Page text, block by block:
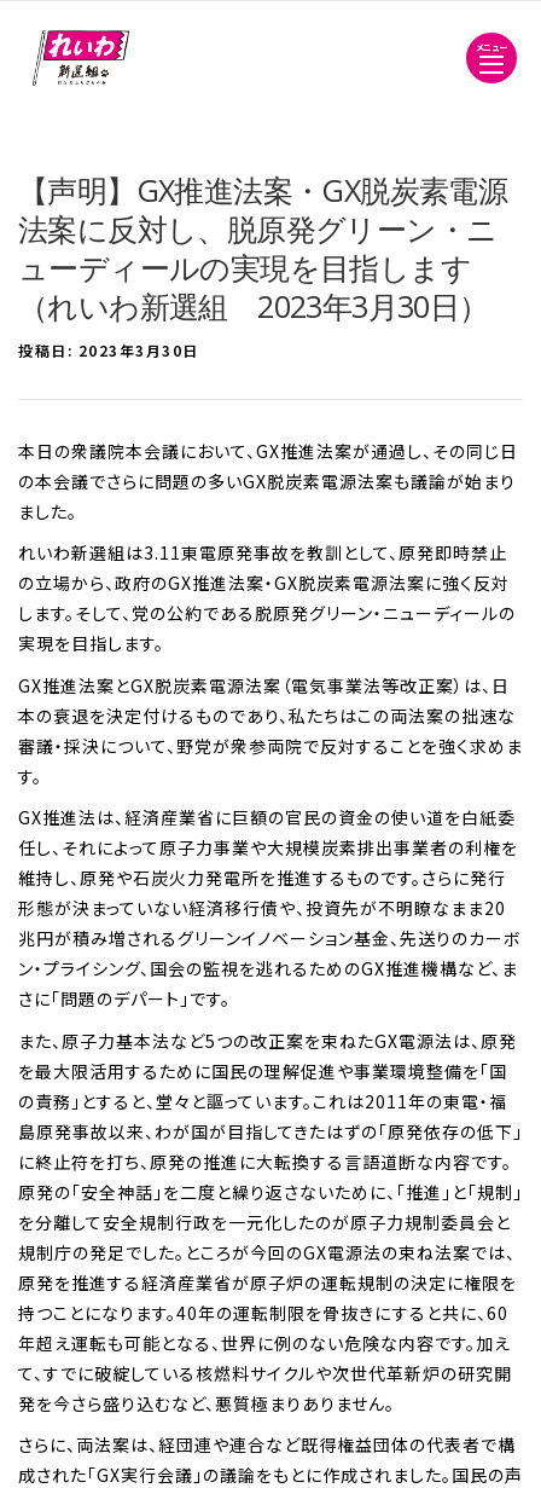
メニュー
【声明】GX推進法案・GX脱炭素電源
法案に反対し、脱原発グリーン・ニ
ューディールの実現を目指します
（れいわ新選組 2023年3月30日）
投稿日: 2023年3月30日
本日の衆議院本会議において、GX推進法案が通過し、その同じ日
の本会議でさらに問題の多いGX脱炭素電源法案も議論が始まり
ました。
れいわ新選組は3.11東電原発事故を教訓として、原発即時禁止
の立場から、政府のGX推進法案・GX脱炭素電源法案に強く反対
します。そして、党の公約である脱原発グリーン・ニューディールの
実現を目指します。
GX推進法案とGX脱炭素電源法案（電気事業法等改正案）は、日
本の衰退を決定付けるものであり、私たちはこの両法案の拙速な
審議・採決について、野党が衆参両院で反対することを強く求めま
す。
GX推進法は、経済産業省に巨額の官民の資金の使い道を白紙委
任し、それによって原子力事業や大規模炭素排出事業者の利権を
維持し、原発や石炭火力発電所を推進するものです。さらに発行
形態が決まっていない経済移行債や、投資先が不明瞭なまま20
兆円が積み増されるグリーンイノベーション基金、先送りのカーボ
ン・プライシング、国会の監視を逃れるためのGX推進機構など、ま
さに「問題のデパート」です。
また、原子力基本法など5つの改正案を束ねたGX電源法は、原発
を最大限活用するために国民の理解促進や事業環境整備を「国
の責務」とすると、堂々と謳っています。これは2011年の東電・福
島原発事故以来、わが国が目指してきたはずの「原発依存の低下」
に終止符を打ち、原発の推進に大転換する言語道断な内容です。
原発の「安全神話」を二度と繰り返さないために、「推進」と「規制」
を分離して安全規制行政を一元化したのが原子力規制委員会と
規制庁の発足でした。ところが今回のGX電源法の束ね法案では、
原発を推進する経済産業省が原子炉の運転規制の決定に権限を
持つことになります。40年の運転制限を骨抜きにすると共に、60
年超え運転も可能となる、世界に例のない危険な内容です。加え
て、すでに破綻している核燃料サイクルや次世代革新炉の研究開
発を今さら盛り込むなど、悪質極まりありません。
さらに、両法案は、経団連や連合など既得権益団体の代表者で構
成された「GX実行会議」の議論をもとに作成されました。国民の声